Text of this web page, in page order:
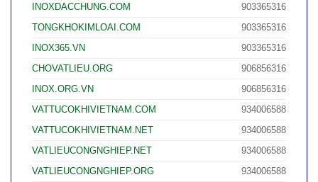
INOXDACCHUNG.COM
903365316
TONGKHOKIMLOAI.COM
903365316
INOX365.VN
903365316
CHOVATLIEU.ORG
906856316
INOX.ORG.VN
906856316
VATTUCOKHIVIETNAM.COM
934006588
VATTUCOKHIVIETNAM.NET
934006588
VATLIEUCONGNGHIEP.NET
934006588
VATLIEUCONGNGHIEP.ORG
934006588